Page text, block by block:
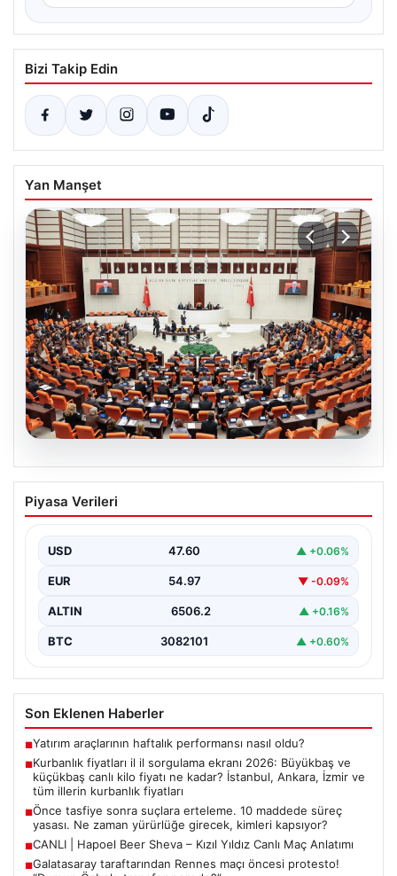
Bizi Takip Edin
Yan Manşet
05.08.2026
Önce tasfiye sonra suçlara erteleme. 10
maddede süreç yasası. Ne zaman
Piyasa Verileri
USD 47.60 ▲ +0.06%
EUR 54.97 ▼ -0.09%
ALTIN 6506.2 ▲ +0.16%
BTC 3082101 ▲ +0.60%
Son Eklenen Haberler
■Yatırım araçlarının haftalık performansı nasıl oldu?
■Kurbanlık fiyatları il il sorgulama ekranı 2026: Büyükbaş ve
küçükbaş canlı kilo fiyatı ne kadar? İstanbul, Ankara, İzmir ve
tüm illerin kurbanlık fiyatları
■Önce tasfiye sonra suçlara erteleme. 10 maddede süreç
yasası. Ne zaman yürürlüğe girecek, kimleri kapsıyor?
■CANLI | Hapoel Beer Sheva – Kızıl Yıldız Canlı Maç Anlatımı
■Galatasaray taraftarından Rennes maçı öncesi protesto!